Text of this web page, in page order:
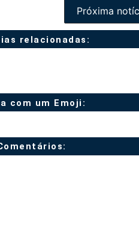
Próxima
relacionadas:
com um Emoji: